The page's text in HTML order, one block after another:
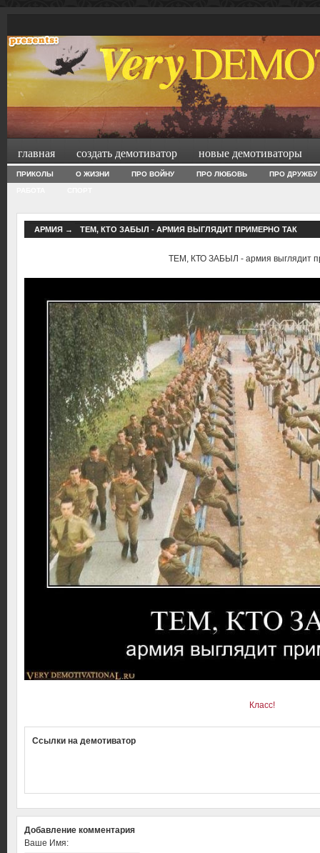
главная создать демотиватор новые демотиваторы
ПРИКОЛЫ О ЖИЗНИ ПРО ВОЙНУ ПРО ЛЮБОВЬ ПРО ДРУЖБУ
АРМИЯ→ ТЕМ, КТО ЗАБЫЛ - АРМИЯ ВЫГЛЯДИТ ПРИМЕРНО ТАК
ТЕМ, КТО ЗАБЫЛ - армия выглядит
Класс!
Ссылки на демотиватор
Добавление комментария
Ваше Имя: